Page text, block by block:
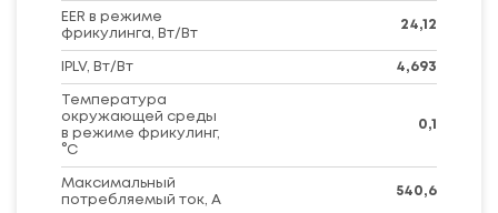
EER в режиме
фрикулинга, Вт/Вт
24,12
IPLV, Вт/Вт 4,693
Температура
окружающей среды
в режиме фрикулинг,
°С
0,1
Максимальный
потребляемый ток, А
540,6